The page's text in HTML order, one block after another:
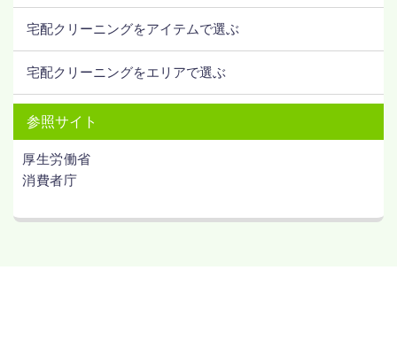
宅配クリーニングをアイテムで選ぶ
宅配クリーニングをエリアで選ぶ
参照サイト
厚生労働省
消費者庁